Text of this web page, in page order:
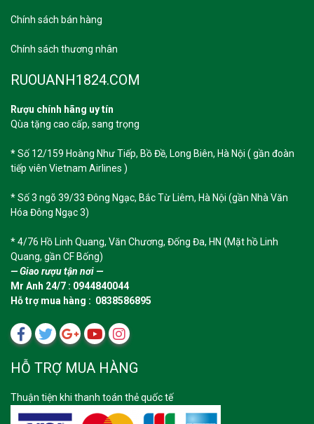
Chính sách bán hàng
Chính sách thương nhân
RUOUANH1824.COM
Rượu chính hãng uy tín
Qùa tặng cao cấp, sang trọng
*Số 12/159 Hoàng Như Tiếp, Bồ Đề, Long Biên, Hà Nội ( gần đoàn
tiếp viên Vietnam Airlines )
* Số 3 ngõ 39/33 Đông Ngạc, Bắc Từ Liêm, Hà Nội (gần Nhà Văn
Hóa Đông Ngạc 3)
* 4/76 Hồ Linh Quang, Văn Chương, Đống Đa, HN (Mặt hồ Linh
Quang, gần CF Bống)
— Giao rượu tận nơi —
Mr Anh 24/7 : 0944840044
Hỗ trợ mua hàng : 0838586895
HỖ TRỢ MUA HÀNG
Thuận tiện khi thanh toán thẻ quốc tế